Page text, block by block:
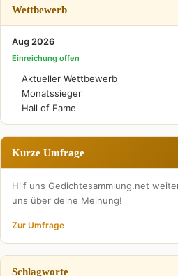
Wettbewerb
Aug 2026
Einreichung offen
Aktueller Wettbewerb
Monatssieger
Hall of Fame
Kurze Umfrage
Hilf uns Gedichtesammlung.net
uns über deine Meinung!
Zur Umfrage
Schlagworte